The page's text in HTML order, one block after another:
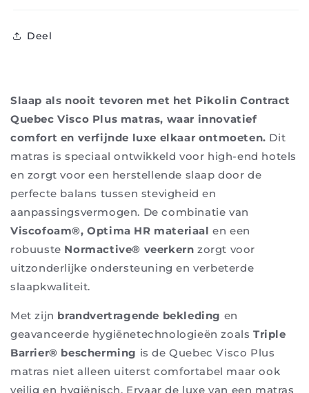
Deel
Slaap als nooit tevoren met het Pikolin Contract
Quebec Visco Plus matras, waar innovatief
comfort en verfijnde luxe elkaar ontmoeten. Dit
matras is speciaal ontwikkeld voor high-end hotels
en zorgt voor een herstellende slaap door de
perfecte balans tussen stevigheid en
aanpassingsvermogen. De combinatie van
Viscofoam®, Optima HR materiaal en een
robuuste Normactive® veerkern zorgt voor
uitzonderlijke ondersteuning en verbeterde
slaapkwaliteit.
Met zijn brandvertragende bekleding en
geavanceerde hygiënetechnologieën zoalsTriple
Barrier® bescherming is de Quebec Visco Plus
matras niet alleen uiterst comfortabel maar ook
veilig en hygiënisch. Ervaar de luxe van een matras